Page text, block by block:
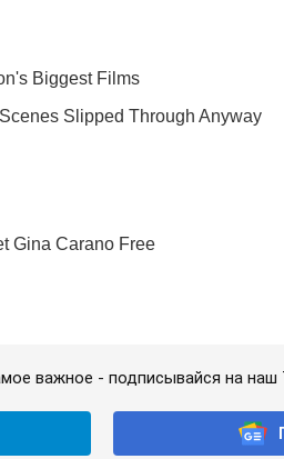
важное - подписывайся на наш